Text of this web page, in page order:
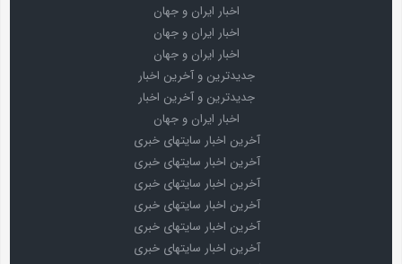
اخبار ایران و جهان
اخبار ایران و جهان
اخبار ایران و جهان
جدیدترین و آخرین اخبار
جدیدترین و آخرین اخبار
اخبار ایران و جهان
آخرین اخبار سایتهای خبری
آخرین اخبار سایتهای خبری
آخرین اخبار سایتهای خبری
آخرین اخبار سایتهای خبری
آخرین اخبار سایتهای خبری
آخرین اخبار سایتهای خبری